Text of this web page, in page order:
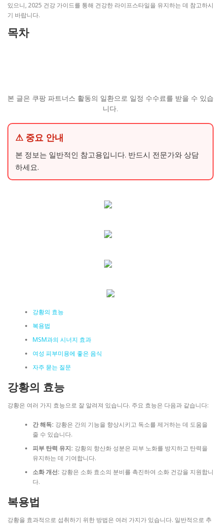
있으니, 2025 건강 가이드를 통해 건강한 라이프스타일을 유지하는 데 참고하시
기 바랍니다.
목차
본 글은 쿠팡 파트너스 활동의 일환으로 일정 수수료를 받을 수 있습
니다.
⚠ 중요 안내
본 정보는 일반적인 참고용입니다. 반드시 전문가와 상담
하세요.
강황의 효능
복용법
MSM과의 시너지 효과
여성 피부미용에 좋은 음식
자주 묻는 질문
강황의 효능
강황은 여러 가지 효능으로 잘 알려져 있습니다. 주요 효능은 다음과 같습니다:
간 해독: 강황은 간의 기능을 향상시키고 독소를 제거하는 데 도움을
줄 수 있습니다.
피부 탄력 유지: 강황의 항산화 성분은 피부 노화를 방지하고 탄력을
유지하는 데 기여합니다.
소화 개선: 강황은 소화 효소의 분비를 촉진하여 소화 건강을 지원합니
다.
복용법
강황을 효과적으로 섭취하기 위한 방법은 여러 가지가 있습니다. 일반적으로 추